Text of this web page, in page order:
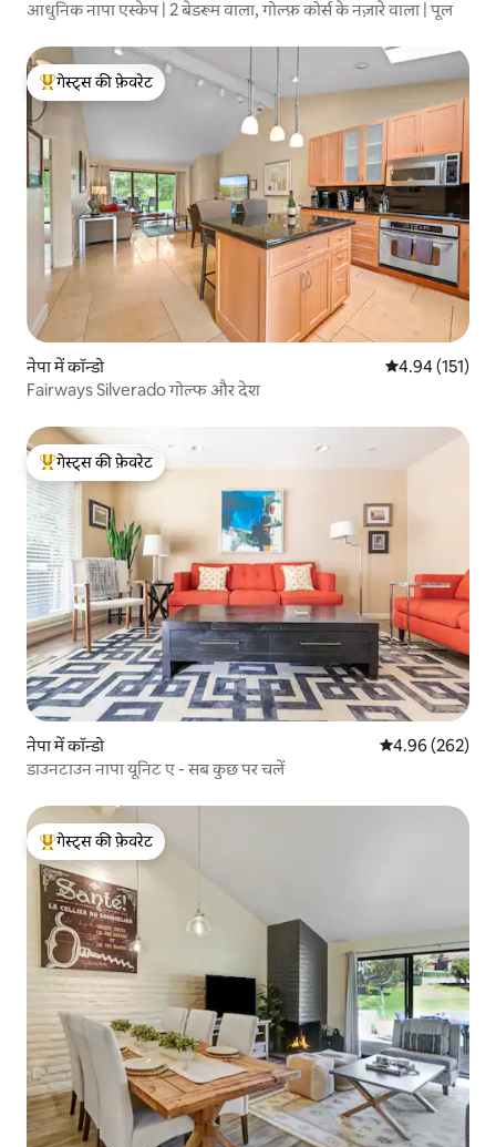
आधुनिक नापा एस्केप | 2 बेडरूम वाला, गोल्फ़ कोर्स के नज़ारे वाला | पूल
गेस्ट्स का टॉप फ़ेवरेट
गेस्ट्स की फ़ेवरेट
नेपा में कॉन्डो औसत रेटिंग 5 में से
4.94 (151)
Fairways Silverado गोल्फ और देश
गेस्ट्स का टॉप फ़ेवरेट
गेस्ट्स की फ़ेवरेट
नेपा में कॉन्डो औसत रेटिंग 5 में से
4.96 (262)
डाउनटाउन नापा यूनिट ए - सब कुछ पर चलें
गेस्ट्स का टॉप फ़ेवरेट
गेस्ट्स की फ़ेवरेट